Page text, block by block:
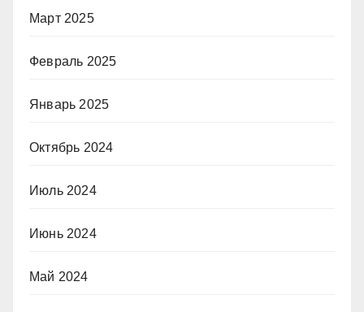
Март 2025
Февраль 2025
Январь 2025
Октябрь 2024
Июль 2024
Июнь 2024
Май 2024